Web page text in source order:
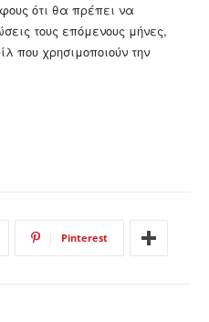
ότι θα πρέπει να
τους επόμενους μήνες,
που χρησιμοποιούν την
Pinterest